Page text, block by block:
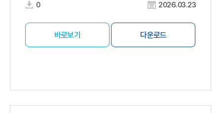
0 2026.03.23
바로보기 다운로드